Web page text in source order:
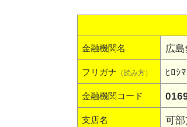
金融機関名 広
フリガナ （読み方） ﾋﾛｼﾏ
金融機関コード
支店名 可